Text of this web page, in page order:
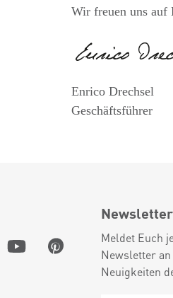
Wir freuen uns auf
Enrico Drechsel
Geschäftsführer
Newsletter
Meldet Euch
Newsletter
Neuigkeiten